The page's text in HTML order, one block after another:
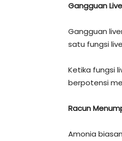
Gangguan
Gangguan
satu fungsi
Ketika fungsi
berpotensi
Racun
Amonia